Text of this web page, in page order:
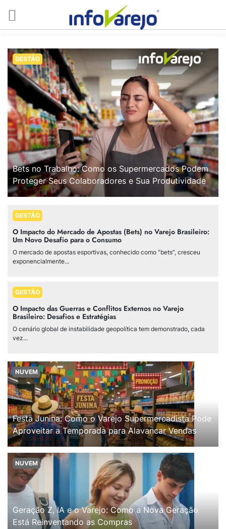
GESTÃO
Bets no Trabalho: Como os Supermercados Podem
Proteger Seus Colaboradores e Sua Produtividade
GESTÃO
O Impacto do Mercado de Apostas (Bets) no Varejo Brasileiro:
Um Novo Desafio para o Consumo
O mercado de apostas esportivas, conhecido como "bets", cresceu
exponencialmente...
GESTÃO
O Impacto das Guerras e Conflitos Externos no Varejo
Brasileiro: Desafios e Estratégias
O cenário global de instabilidade geopolítica tem demonstrado, cada
vez...
NUVEM
Festa Junina: Como o Varejo Supermercadista Pode
Aproveitar a Temporada para Alavancar Vendas
NUVEM
Geração Z, IA e o Varejo: Como a Nova Geração
Está Reinventando as Compras